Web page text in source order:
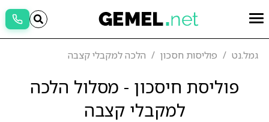
גמל.נט פוליסות חסכון הלכה למקבלי קצבה
פוליסת חיסכון - מסלול הלכה
למקבלי קצבה